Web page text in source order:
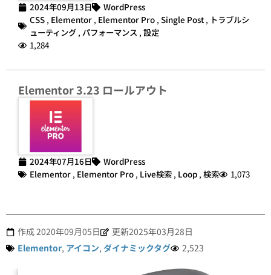
2024年09月13日
WordPress
CSS , Elementor , Elementor Pro , Single Post , トラブルシ
ューティング , パフォーマンス , 設定
1,284
Elementor 3.23 ロールアウト
2024年07月16日
WordPress
Elementor , Elementor Pro , Live検索 , Loop , 検索 1,073
作成2020年09月05日
更新2025年03月28日
Elementor, アイコン, ダイナミックタグ 2,523